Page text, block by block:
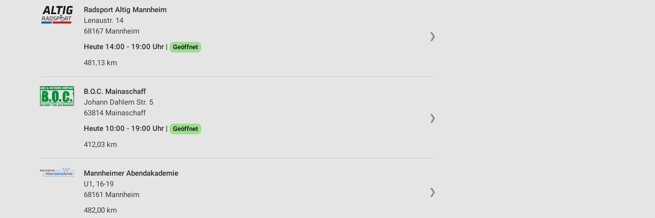
❯
Radsport Altig Mannheim
Lenaustr. 14
68167 Mannheim
Heute 14:00 - 19:00 Uhr |
Geöffnet
481,13 km
❯
B.O.C. Mainaschaff
Johann Dahlem Str. 5
63814 Mainaschaff
Heute 10:00 - 19:00 Uhr |
Geöffnet
412,03 km
❯
Mannheimer Abendakademie
U1, 16-19
68161 Mannheim
482,00 km